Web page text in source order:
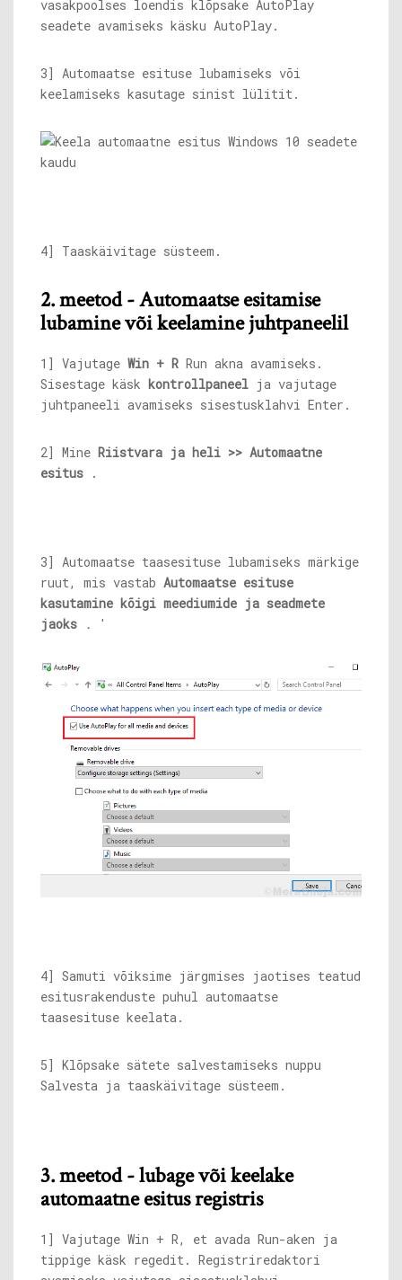
vasakpoolses loendis klõpsake AutoPlay
seadete avamiseks käsku AutoPlay.
3] Automaatse esituse lubamiseks või
keelamiseks kasutage sinist lülitit.
4] Taaskäivitage süsteem.
2. meetod -Automaatse esitamise
lubamine või keelamine juhtpaneelil
1] Vajutage Win + R Run akna avamiseks.
Sisestage käsk kontrollpaneel ja vajutage
juhtpaneeli avamiseks sisestusklahvi Enter.
2] Mine Riistvara ja heli >> Automaatne
esitus .
3] Automaatse taasesituse lubamiseks märkige
ruut, mis vastab Automaatse esituse
kasutamine kõigi meediumide ja seadmete
jaoks . '
4] Samuti võiksime järgmises jaotises teatud
esitusrakenduste puhul automaatse
taasesituse keelata.
5] Klõpsake sätete salvestamiseks nuppu
Salvesta ja taaskäivitage süsteem.
3. meetod - lubage või keelake
automaatne esitus registris
1] Vajutage Win + R, et avada Run-aken ja
tippige käsk regedit. Registriredaktori